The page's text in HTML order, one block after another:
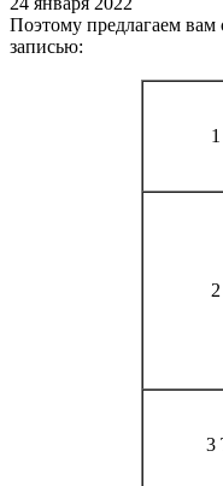
Поэтому предлагаем
записью:
1
2
3